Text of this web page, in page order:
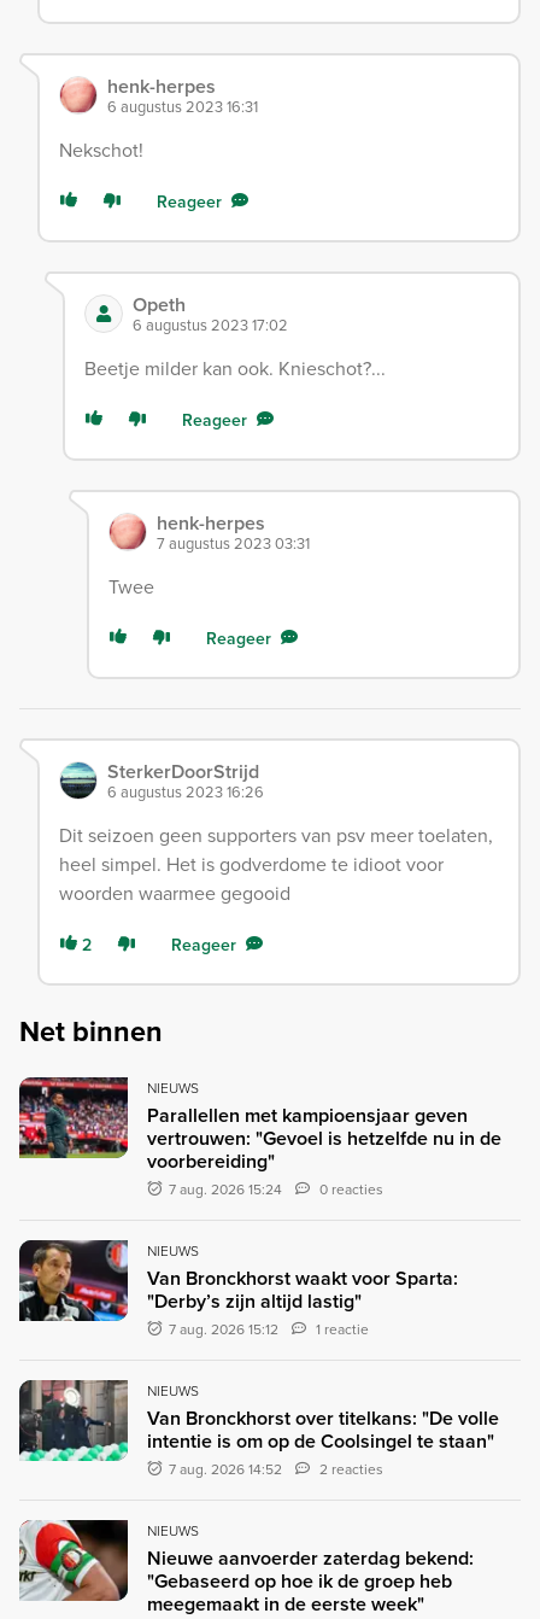
henk-herpes
6 augustus 2023 16:31
Nekschot!
Reageer
Opeth
6 augustus 2023 17:02
Beetje milder kan ook. Knieschot?...
Reageer
henk-herpes
7 augustus 2023 03:31
Twee
Reageer
SterkerDoorStrijd
6 augustus 2023 16:26
Dit seizoen geen supporters van psv meer toelaten,
heel simpel. Het is godverdome te idioot voor
woorden waarmee gegooid
2 Reageer
Net binnen
NIEUWS
Parallellen met kampioensjaar geven
vertrouwen: "Gevoel is hetzelfde nu in de
voorbereiding"
7 aug. 2026 15:24 0 reacties
NIEUWS
Van Bronckhorst waakt voor Sparta:
"Derby’s zijn altijd lastig"
7 aug. 2026 15:12 1 reactie
NIEUWS
Van Bronckhorst over titelkans: "De volle
intentie is om op de Coolsingel te staan"
7 aug. 2026 14:52 2 reacties
NIEUWS
Nieuwe aanvoerder zaterdag bekend:
"Gebaseerd op hoe ik de groep heb
meegemaakt in de eerste week"